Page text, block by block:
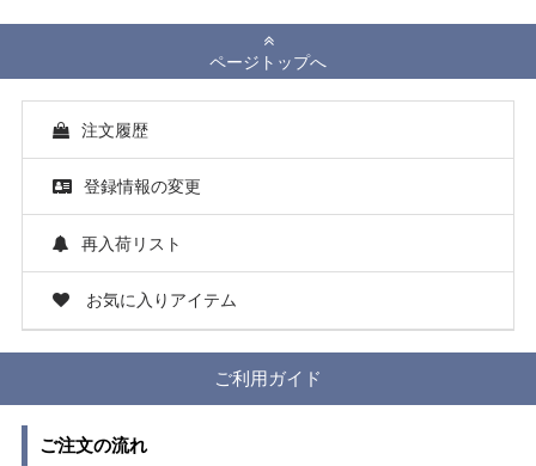
ページトップへ
注文履歴
登録情報の変更
再入荷リスト
お気に入りアイテム
ご利用ガイド
ご注文の流れ